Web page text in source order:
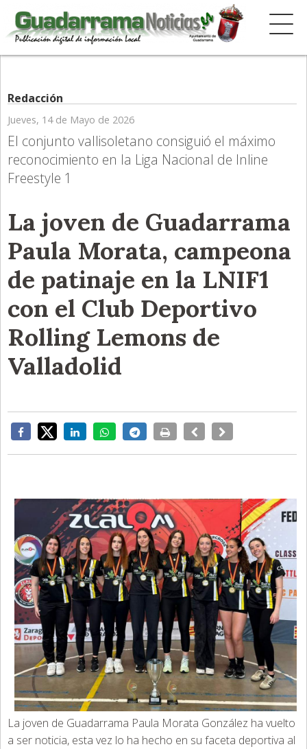
Redacción
Jueves, 14 de Mayo de 2026
El conjunto vallisoletano consiguió el máximo
reconocimiento en la Liga Nacional de Inline
Freestyle 1
La joven de Guadarrama
Paula Morata, campeona
de patinaje en la LNIF1
con el Club Deportivo
Rolling Lemons de
Valladolid
La joven de Guadarrama Paula Morata González ha vuelto
a ser noticia, esta vez lo ha hecho en su faceta deportiva al